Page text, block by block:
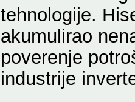
tehnologije.
akumulirao
poverenje
industrije